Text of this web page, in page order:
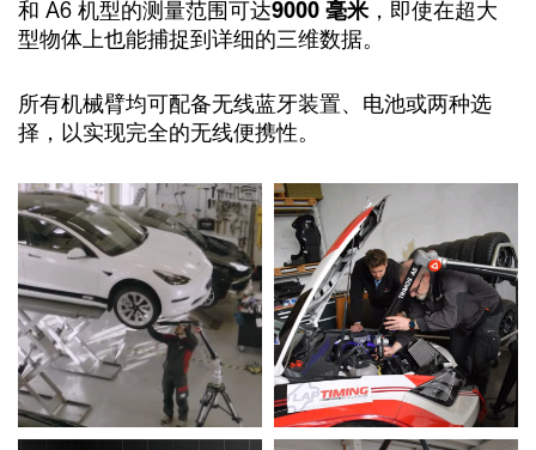
和 A6 机型的测量范围可达9000 毫米，即使在超大
型物体上也能捕捉到详细的三维数据。
所有机械臂均可配备无线蓝牙装置、电池或两种选
择，以实现完全的无线便携性。